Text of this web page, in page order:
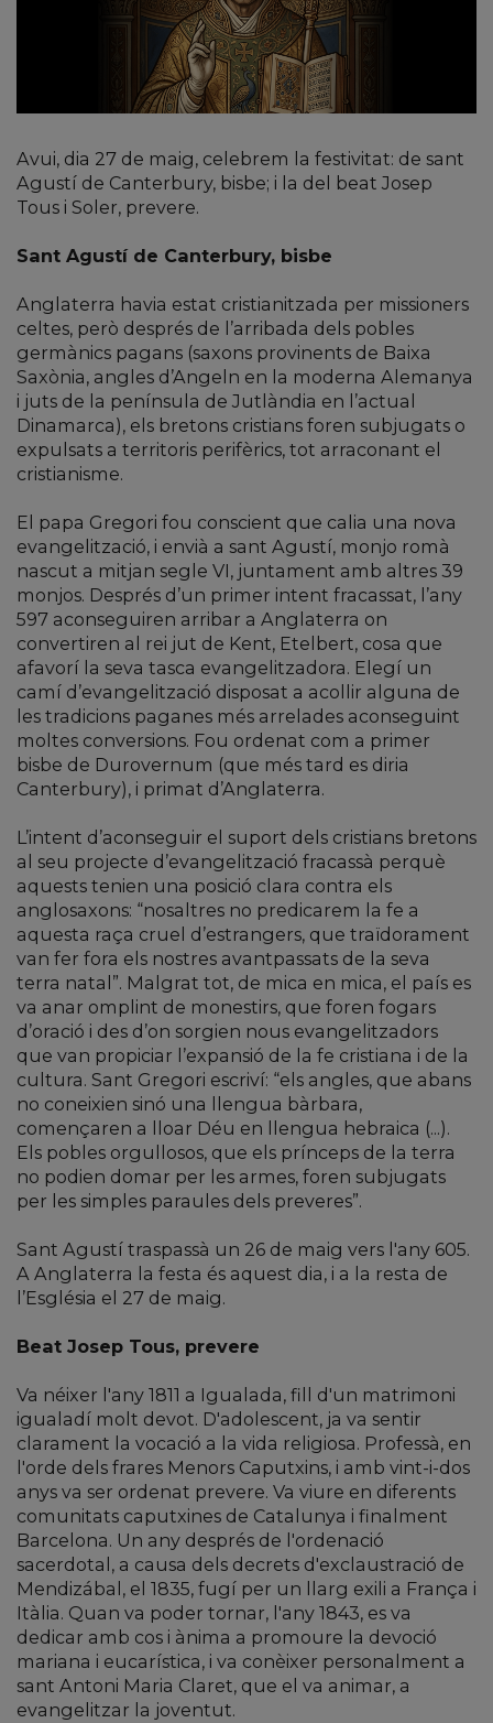
Avui, dia 27 de maig, celebrem la festivitat: de sant
Agustí de Canterbury, bisbe; i la del beat Josep
Tous i Soler, prevere.
Sant Agustí de Canterbury, bisbe
Anglaterra havia estat cristianitzada per missioners
celtes, però després de l’arribada dels pobles
germànics pagans (saxons provinents de Baixa
Saxònia, angles d’Angeln en la moderna Alemanya
i juts de la península de Jutlàndia en l’actual
Dinamarca), els bretons cristians foren subjugats o
expulsats a territoris perifèrics, tot arraconant el
cristianisme.
El papa Gregori fou conscient que calia una nova
evangelització, i envià a sant Agustí, monjo romà
nascut a mitjan segle VI, juntament amb altres 39
monjos. Després d’un primer intent fracassat, l’any
597 aconseguiren arribar a Anglaterra on
convertiren al rei jut de Kent, Etelbert, cosa que
afavorí la seva tasca evangelitzadora. Elegí un
camí d’evangelització disposat a acollir alguna de
les tradicions paganes més arrelades aconseguint
moltes conversions. Fou ordenat com a primer
bisbe de Durovernum (que més tard es diria
Canterbury), i primat d’Anglaterra.
L’intent d’aconseguir el suport dels cristians bretons
al seu projecte d’evangelització fracassà perquè
aquests tenien una posició clara contra els
anglosaxons: “nosaltres no predicarem la fe a
aquesta raça cruel d’estrangers, que traïdorament
van fer fora els nostres avantpassats de la seva
terra natal”. Malgrat tot, de mica en mica, el país es
va anar omplint de monestirs, que foren fogars
d’oració i des d’on sorgien nous evangelitzadors
que van propiciar l’expansió de la fe cristiana i de la
cultura. Sant Gregori escriví: “els angles, que abans
no coneixien sinó una llengua bàrbara,
començaren a lloar Déu en llengua hebraica (...).
Els pobles orgullosos, que els prínceps de la terra
no podien domar per les armes, foren subjugats
per les simples paraules dels preveres”.
Sant Agustí traspassà un 26 de maig vers l'any 605.
A Anglaterra la festa és aquest dia, i a la resta de
l’Església el 27 de maig.
Beat Josep Tous, prevere
Va néixer l'any 1811 a Igualada, fill d'un matrimoni
igualadí molt devot. D'adolescent, ja va sentir
clarament la vocació a la vida religiosa. Professà, en
l'orde dels frares Menors Caputxins, i amb vint-i-dos
anys va ser ordenat prevere. Va viure en diferents
comunitats caputxines de Catalunya i finalment
Barcelona. Un any després de l'ordenació
sacerdotal, a causa dels decrets d'exclaustració de
Mendizábal, el 1835, fugí per un llarg exili a França i
Itàlia. Quan va poder tornar, l'any 1843, es va
dedicar amb cos i ànima a promoure la devoció
mariana i eucarística, i va conèixer personalment a
sant Antoni Maria Claret, que el va animar, a
evangelitzar la joventut.